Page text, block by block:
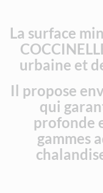
La surface
urbaine et
Il propose
qui
profonde
gammes